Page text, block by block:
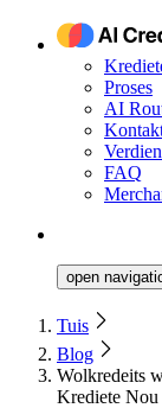
Proses
AI
FAQ
open
Tuis
Blog
Wolkredeits
Krediete Nou